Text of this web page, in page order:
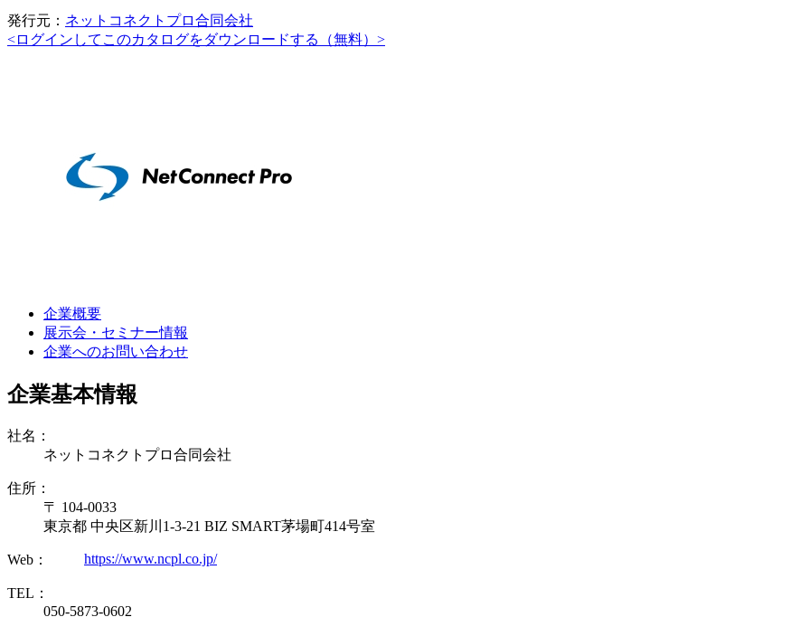
発行元： ネットコネクトプロ合同会社
<ログインしてこのカタログをダウンロードする（無料）>
企業概要
展示会・セミナー情報
企業へのお問い合わせ
企業基本情報
社名：
ネットコネクトプロ合同会社
住所：
〒 104-0033
東京都 中央区新川1-3-21 BIZ SMART茅場町414号室
Web： https://www.ncpl.co.jp/
TEL：
050-5873-0602